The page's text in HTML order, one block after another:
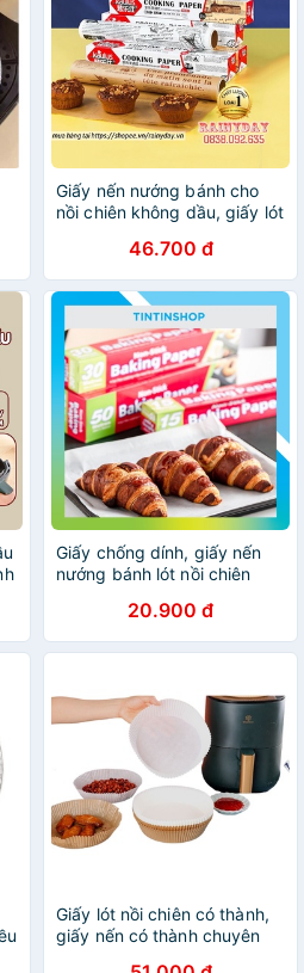
Giấy nến nướng bánh cho
nồi chiên không dầu, giấy lót
bánh chống dính 8m
46.700 đ
Giấy chống dính, giấy nến
nướng bánh lót nồi chiên
20.900 đ
Giấy lót nồi chiên có thành,
giấy nến có thành chuyên